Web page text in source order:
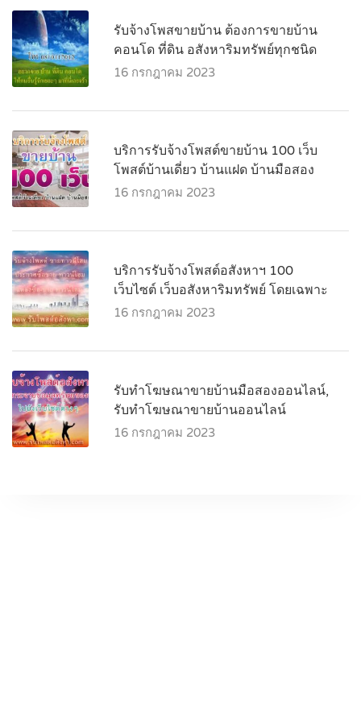
รับจ้างโพสขายบ้าน ต้องการขายบ้าน
คอนโด ที่ดิน อสังหาริมทรัพย์ทุกชนิด
16 กรกฎาคม 2023
บริการรับจ้างโพสต์ขายบ้าน 100 เว็บ
โพสต์บ้านเดี่ยว บ้านแฝด บ้านมือสอง
16 กรกฎาคม 2023
บริการรับจ้างโพสต์อสังหาฯ 100
เว็บไซต์ เว็บอสังหาริมทรัพย์ โดยเฉพาะ
16 กรกฎาคม 2023
รับทำโฆษณาขายบ้านมือสองออนไลน์,
รับทำโฆษณาขายบ้านออนไลน์
16 กรกฎาคม 2023